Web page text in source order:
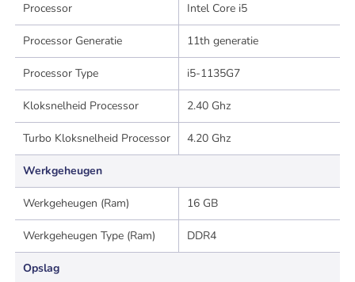
Processor Intel Core i5
Processor Generatie 11th generatie
Processor Type i5-1135G7
Kloksnelheid Processor 2.40 Ghz
Turbo Kloksnelheid Processor 4.20 Ghz
Werkgeheugen
Werkgeheugen (Ram) 16 GB
Werkgeheugen Type (Ram) DDR4
Opslag